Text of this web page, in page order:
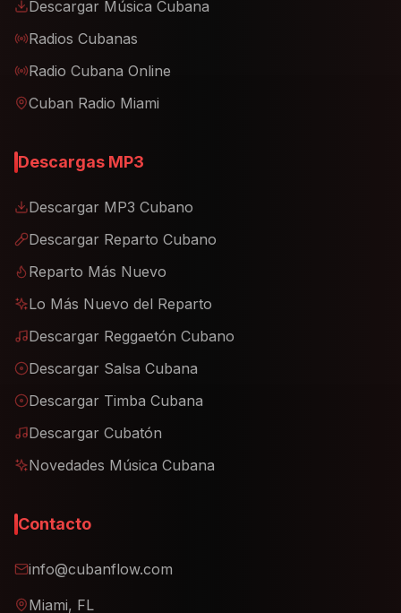
Descargar Música Cubana
Radios Cubanas
Radio Cubana Online
Cuban Radio Miami
Descargas MP3
Descargar MP3 Cubano
Descargar Reparto Cubano
Reparto Más Nuevo
Lo Más Nuevo del Reparto
Descargar Reggaetón Cubano
Descargar Salsa Cubana
Descargar Timba Cubana
Descargar Cubatón
Novedades Música Cubana
Contacto
info@cubanflow.com
Miami, FL